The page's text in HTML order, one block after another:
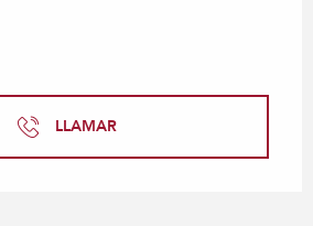
LLAMAR